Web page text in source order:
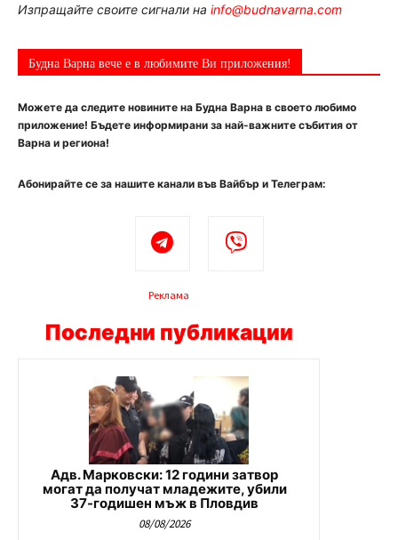
Изпращайте своите сигнали на info@budnavarna.com
Будна Варна вече е в любимите Ви приложения!
Можете да следите новините на Будна Варна в своето любимо
приложение! Бъдете информирани за най-важните събития от
Варна и региона!
Абонирайте се за нашите канали във Вайбър и Телеграм:
Реклама
Последни публикации
Адв. Марковски: 12 години затвор
могат да получат младежите, убили
37-годишен мъж в Пловдив
08/08/2026